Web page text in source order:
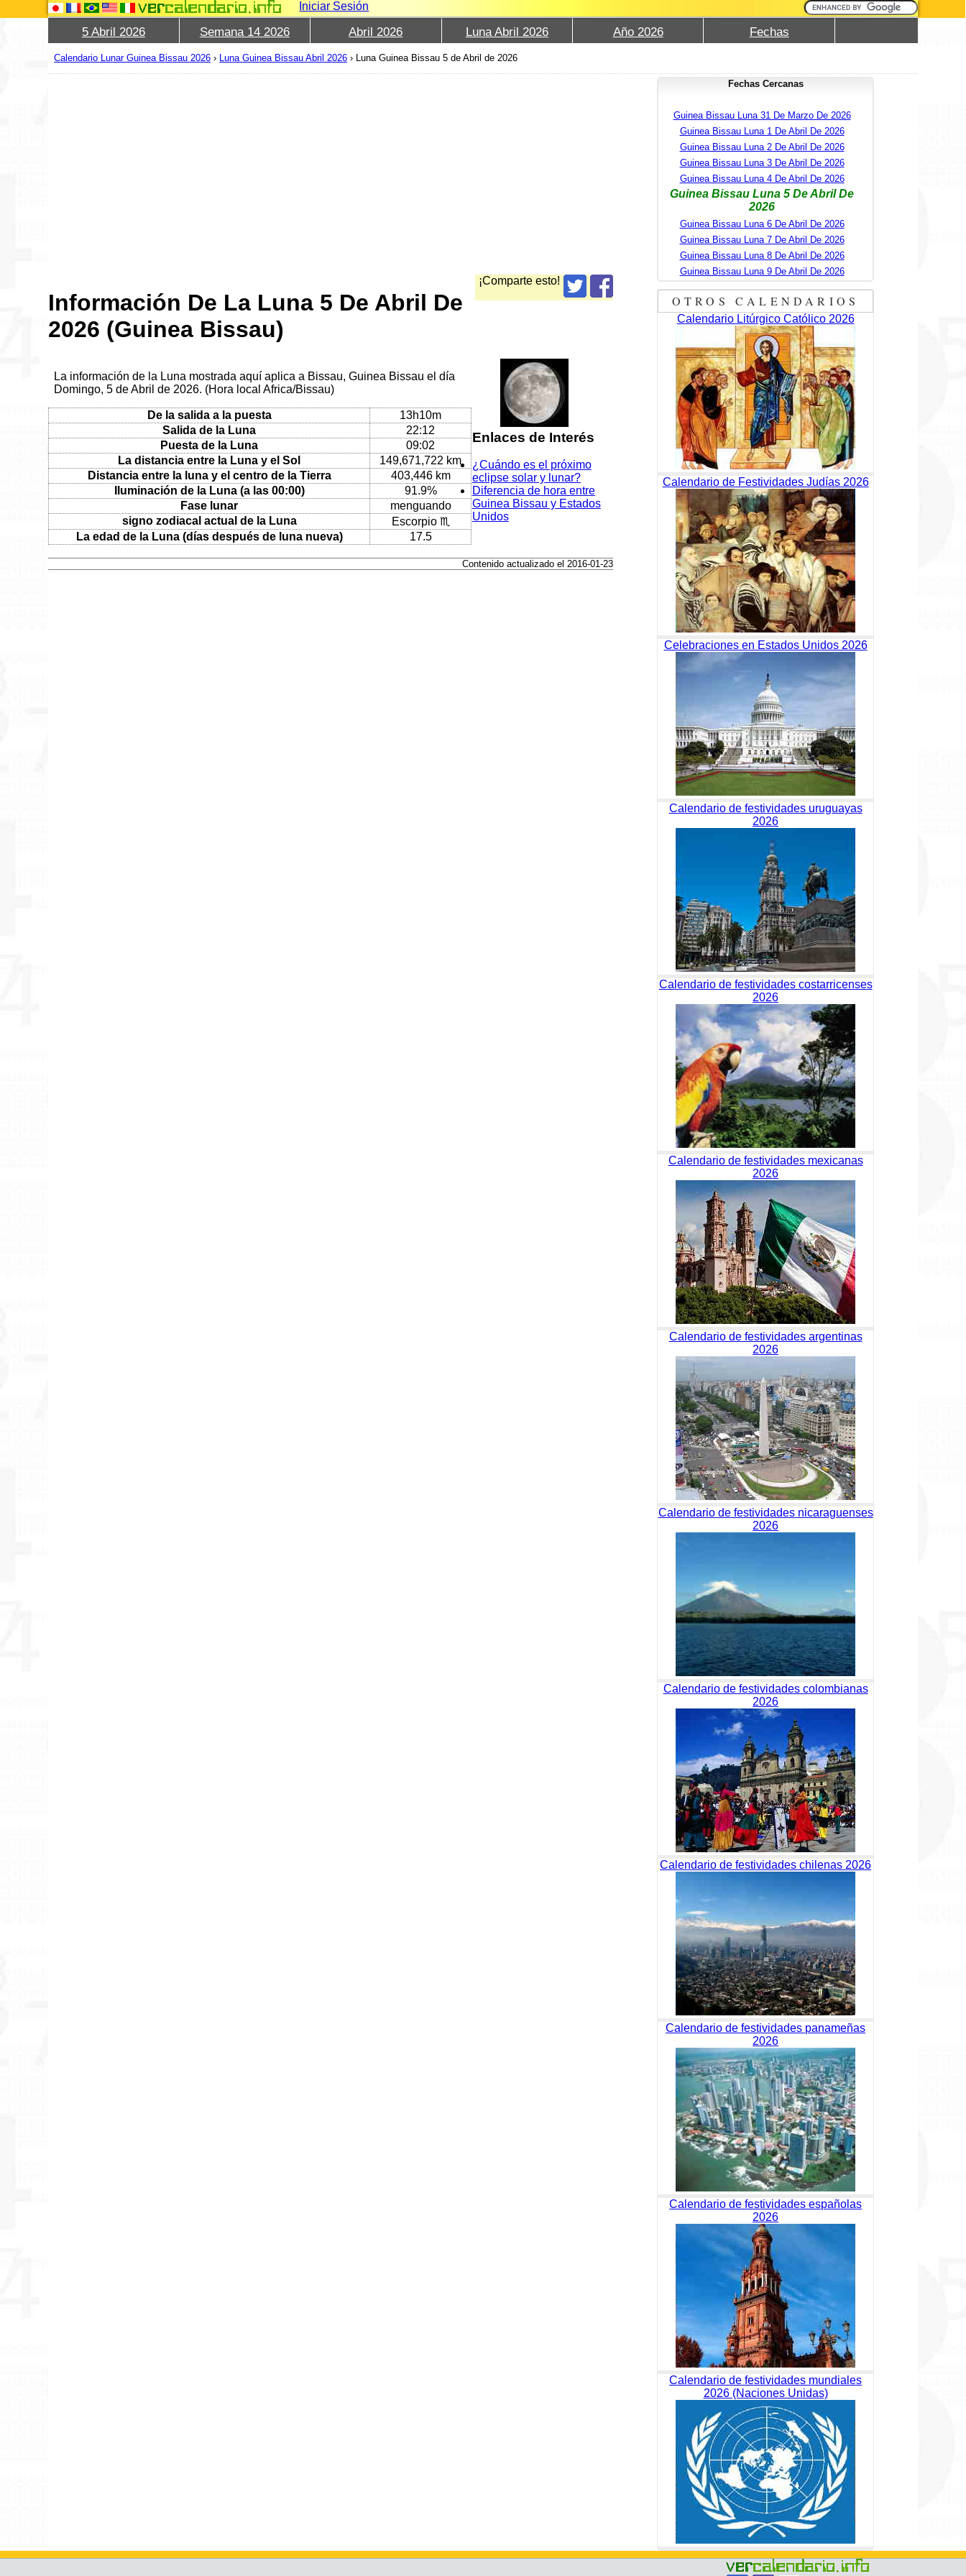
Iniciar Sesión
5 Abril 2026 Semana 14 2026 Abril 2026 Luna Abril 2026 Año 2026 Fechas
Calendario Lunar Guinea Bissau 2026 › Luna Guinea Bissau Abril 2026 › Luna Guinea Bissau 5 de Abril de 2026
¡Comparte esto!
Información De La Luna 5 De Abril De
2026 (Guinea Bissau)
La información de la Luna mostrada aquí aplica a Bissau, Guinea Bissau el día
Domingo, 5 de Abril de 2026. (Hora local Africa/Bissau)
De la salida a la puesta
13h10m
Salida de la Luna
22:12
Puesta de la Luna
09:02
La distancia entre la Luna y el Sol
149,671,722 km
Distancia entre la luna y el centro de la Tierra
403,446 km
Iluminación de la Luna (a las 00:00)
91.9%
Fase lunar
menguando
signo zodiacal actual de la Luna
Escorpio ♏
La edad de la Luna (días después de luna nueva)
17.5
Enlaces de Interés
¿Cuándo es el próximo
eclipse solar y lunar?
Diferencia de hora entre
Guinea Bissau y Estados
Unidos
Contenido actualizado el 2016-01-23
Fechas Cercanas
Guinea Bissau Luna 31 De Marzo De 2026
Guinea Bissau Luna 1 De Abril De 2026
Guinea Bissau Luna 2 De Abril De 2026
Guinea Bissau Luna 3 De Abril De 2026
Guinea Bissau Luna 4 De Abril De 2026
Guinea Bissau Luna 5 De Abril De
2026
Guinea Bissau Luna 6 De Abril De 2026
Guinea Bissau Luna 7 De Abril De 2026
Guinea Bissau Luna 8 De Abril De 2026
Guinea Bissau Luna 9 De Abril De 2026
OTROS CALENDARIOS
Calendario Litúrgico Católico 2026
Calendario de Festividades Judías 2026
Celebraciones en Estados Unidos 2026
Calendario de festividades uruguayas
2026
Calendario de festividades costarricenses
2026
Calendario de festividades mexicanas
2026
Calendario de festividades argentinas
2026
Calendario de festividades nicaraguenses
2026
Calendario de festividades colombianas
2026
Calendario de festividades chilenas 2026
Calendario de festividades panameñas
2026
Calendario de festividades españolas
2026
Calendario de festividades mundiales
2026 (Naciones Unidas)